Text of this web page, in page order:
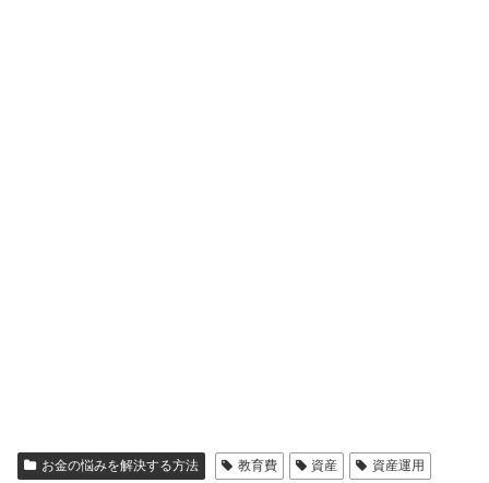
お金の悩みを解決する方法 教育費 資産 資産運用